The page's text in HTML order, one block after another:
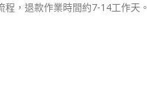
，退款作業時間約7-14工作天。